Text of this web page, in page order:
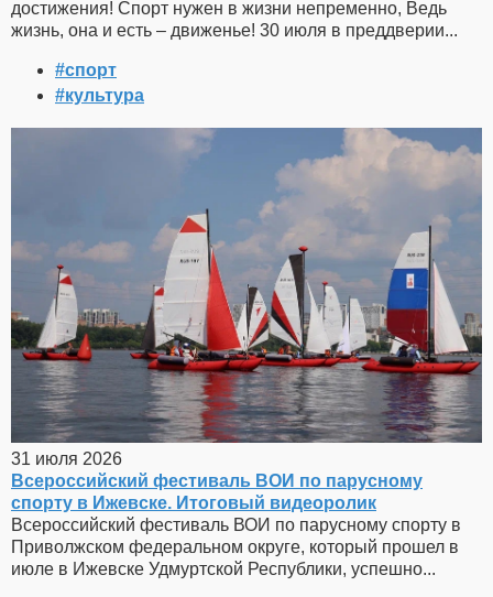
достижения! Спорт нужен в жизни непременно, Ведь
жизнь, она и есть – движенье! 30 июля в преддверии...
#спорт
#культура
31 июля 2026
Всероссийский фестиваль ВОИ по парусному
спорту в Ижевске. Итоговый видеоролик
Всероссийский фестиваль ВОИ по парусному спорту в
Приволжском федеральном округе, который прошел в
июле в Ижевске Удмуртской Республики, успешно...